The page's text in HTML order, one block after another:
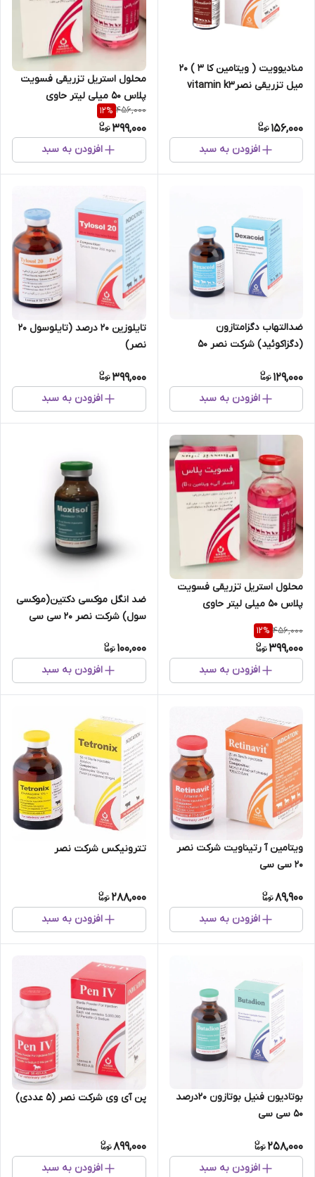
منادیوویت ( ویتامین کا ۳ ) 20
میل تزریقی نصرvitamin k3
156,000
افزودن به سبد
محلول استریل تزریقی فسویت
پلاس 50 میلی لیتر حاوی
فسفرآلی و ویتامین B12
456,000
12%
399,000
افزودن به سبد
ضدالتهاب دگزامتازون
(دگزاکوئید) شرکت نصر 50
129,000
افزودن به سبد
تایلوزین 20 درصد (تایلوسول 20
نصر)
399,000
افزودن به سبد
محلول استریل تزریقی فسویت
پلاس 50 میلی لیتر حاوی
فسفرآلی و ویتامین B12
456,000
12%
399,000
افزودن به سبد
ضد انگل موکسی دکتین(موکسی
سول) شرکت نصر ۲۰ سی سی
100,000
افزودن به سبد
ویتامین آ رتیناویت شرکت نصر
20 سی سی
89,900
افزودن به سبد
تترونیکس شرکت نصر
288,000
افزودن به سبد
بوتادیون فنیل بوتازون ۲۰درصد
۵۰ سی سی
258,000
افزودن به سبد
پن آی وی شرکت نصر (5 عددی)
899,000
افزودن به سبد